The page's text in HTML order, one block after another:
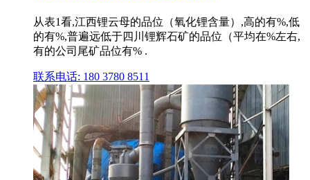
从表1看,江西锂云母的品位（氧化锂含量）,高的有%,低
的有%,普遍远低于四川锂辉石矿的品位（平均在%左右,
有的公司尾矿品位有% .
联系电话: 180 3780 8511